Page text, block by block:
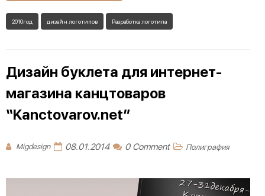
2010год дизайн логотипов Разработка логотипа
Дизайн буклета для интернет-
магазина канцтоваров
“Kanctovarov.net”
Migdesign 08.01.2014 0 Comment Полиграфия